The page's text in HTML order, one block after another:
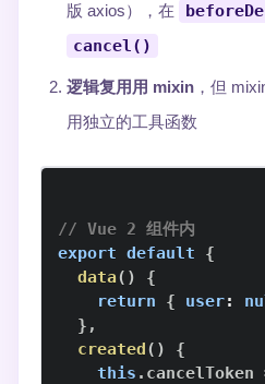
版 axios），在
cancel()
逻辑复用用 mixin ，但
用独立的工具函数
// Vue 2 组件内
export default
{
data( )
{
return
{ user:
} ,
created( )
{
this . cancelToken